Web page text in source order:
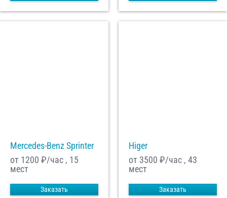
Mercedes-Benz Sprinter
от 1200 ₽/час , 15
мест
Заказать
Higer
от 3500 ₽/час , 43
мест
Заказать